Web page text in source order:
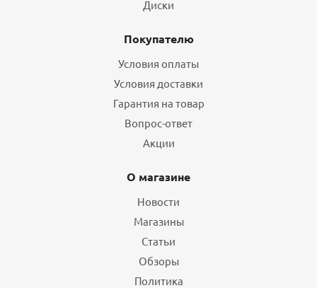
Диски
Покупателю
Условия оплаты
Условия доставки
Гарантия на товар
Вопрос-ответ
Акции
О магазине
Новости
Магазины
Статьи
Обзоры
Политика